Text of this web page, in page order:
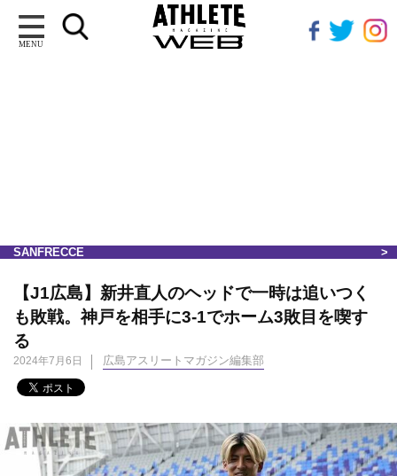
MENU
SANFRECCE
【J1広島】新井直人のヘッドで一時は追いつく
も敗戦。神戸を相手に3-1でホーム3敗目を喫す
る
2024年7月6日 広島アスリートマガジン編集部